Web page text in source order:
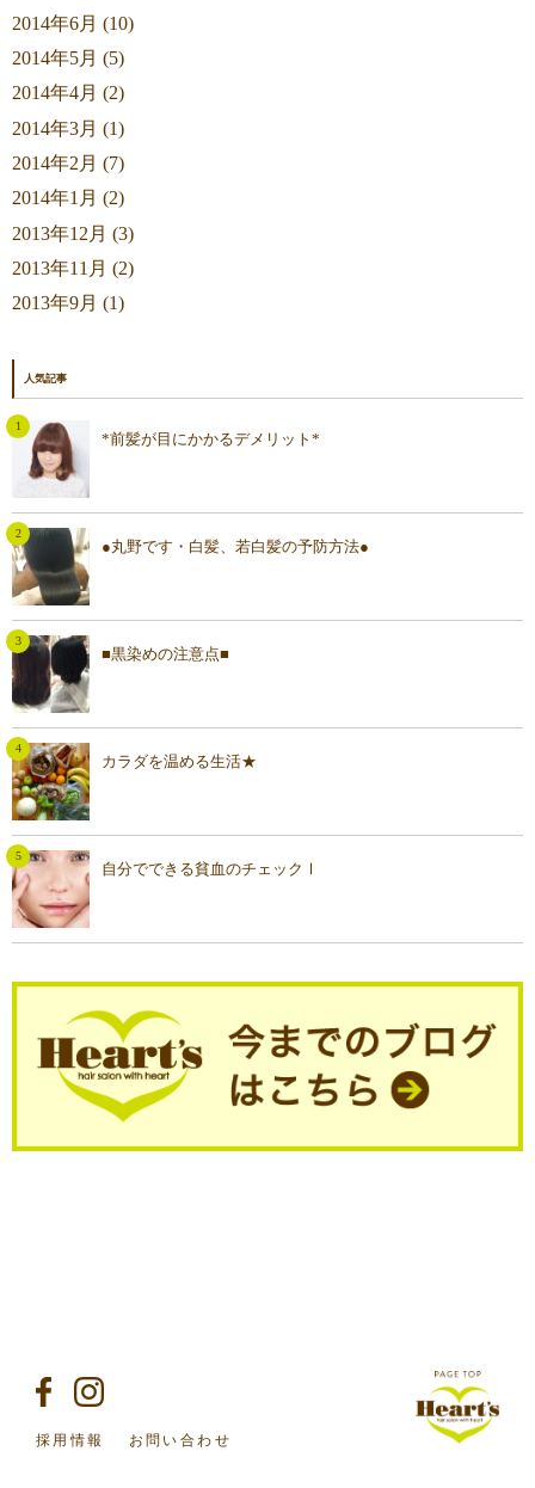
2014年6月 (10)
2014年5月 (5)
2014年4月 (2)
2014年3月 (1)
2014年2月 (7)
2014年1月 (2)
2013年12月 (3)
2013年11月 (2)
2013年9月 (1)
人気記事
*前髪が目にかかるデメリット*
●丸野です・白髪、若白髪の予防方法●
■黒染めの注意点■
カラダを温める生活★
自分でできる貧血のチェックⅠ
採用情報 お問い合わせ